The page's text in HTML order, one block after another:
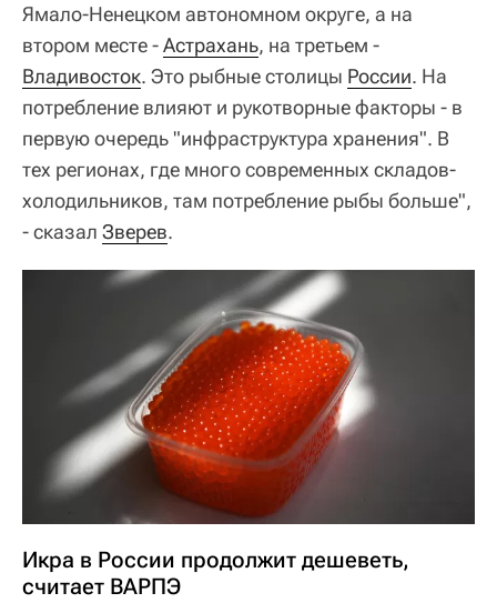
Ямало-Ненецком автономном округе, а на
втором месте -Астрахань, на третьем -
Владивосток. Это рыбные столицы России. На
потребление влияют и рукотворные факторы - в
первую очередь "инфраструктура хранения". В
тех регионах, где много современных складов-
холодильников, там потребление рыбы больше",
- сказал Зверев.
Икра в России продолжит дешеветь,
считает ВАРПЭ